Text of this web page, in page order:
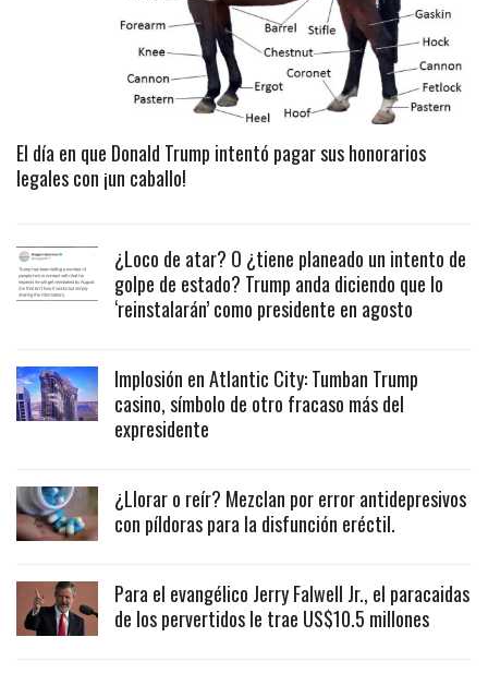
El día en que Donald Trump intentó pagar sus honorarios
legales con ¡un caballo!
¿Loco de atar? O ¿tiene planeado un intento de
golpe de estado? Trump anda diciendo que lo
‘reinstalarán’ como presidente en agosto
Implosión en Atlantic City: Tumban Trump
casino, símbolo de otro fracaso más del
expresidente
¿Llorar o reír? Mezclan por error antidepresivos
con píldoras para la disfunción eréctil.
Para el evangélico Jerry Falwell Jr., el paracaidas
de los pervertidos le trae US$10.5 millones